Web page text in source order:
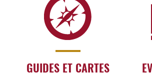
GUIDES ET CARTES